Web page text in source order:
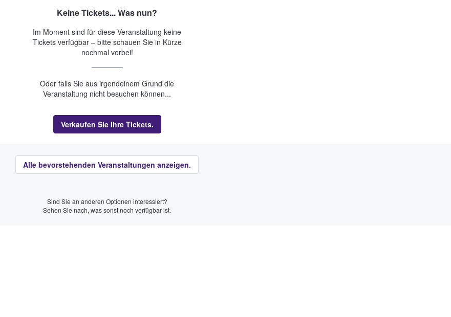
Keine Tickets... Was nun?
Im Moment sind für diese Veranstaltung keine
Tickets verfügbar – bitte schauen Sie in Kürze
nochmal vorbei!
Oder falls Sie aus irgendeinem Grund die
Veranstaltung nicht besuchen können...
Verkaufen Sie Ihre Tickets.
Alle bevorstehenden Veranstaltungen anzeigen.
Sind Sie an anderen Optionen interessiert?
Sehen Sie nach, was sonst noch verfügbar ist.